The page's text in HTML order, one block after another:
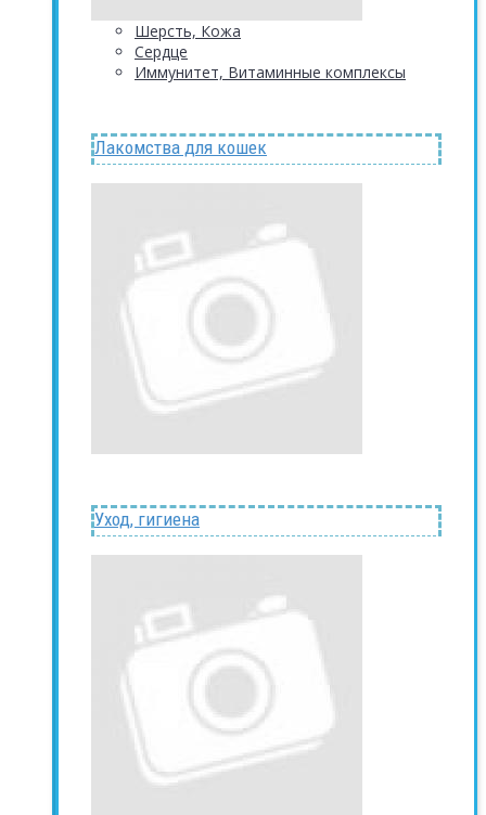
Шерсть, Кожа
Сердце
Иммунитет, Витаминные комплексы
Лакомства для кошек
Уход, гигиена